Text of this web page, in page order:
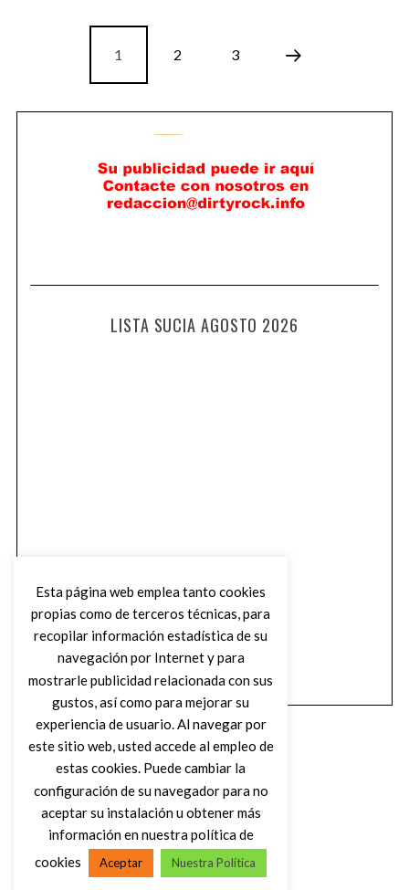
1 2 3
LISTA SUCIA AGOSTO 2026
(C) DIRTY ROCK MAGAZINE
VOLVER AL INICIO
Esta página web emplea tanto cookies
propias como de terceros técnicas, para
recopilar información estadística de su
navegación por Internet y para
mostrarle publicidad relacionada con sus
gustos, así como para mejorar su
experiencia de usuario. Al navegar por
este sitio web, usted accede al empleo de
estas cookies. Puede cambiar la
configuración de su navegador para no
aceptar su instalación u obtener más
información en nuestra política de
cookies
Aceptar Nuestra Política